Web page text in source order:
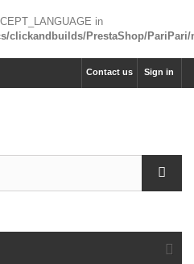
in
clickandbuilds/PrestaShop/
Sign in
Contact us